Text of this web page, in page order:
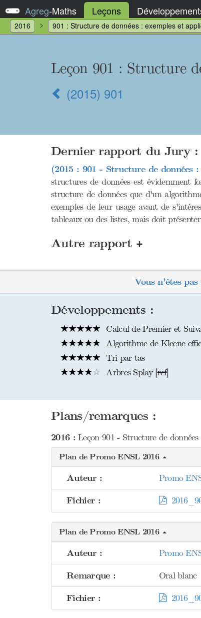
Agreg-Maths Leçons
2016 901 : Structure de données : exemples et
Leçon 901 : Structure
(2015) 901
Dernier rapport du Jury :
(2015 : 901 - Structure de données
structures de données est évidemment
structure de données que d'un
exemples de leur usage avant de
tableaux ou des listes, mais doit
Autre rapport +
Vous n'êtes
Développements :
Calcul de Premier et
Algorithme de Kleene
Tri par tas
Arbres Splay [ref]
Plans/remarques :
2016 :Leçon 901 - Structure de
Plan de Promo ENSL 2016
Auteur : Promo
Fichier :
Plan de Promo ENSL 2016
Auteur : Promo
Remarque : Oral blanc
Fichier :